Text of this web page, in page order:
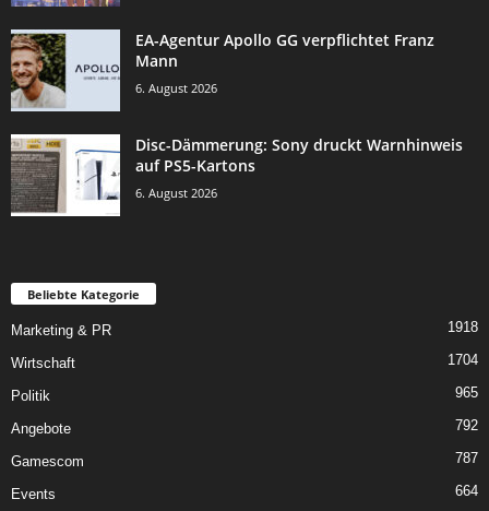
EA-Agentur Apollo GG verpflichtet Franz
Mann
6. August 2026
Disc-Dämmerung: Sony druckt Warnhinweis
auf PS5-Kartons
6. August 2026
Beliebte Kategorie
Marketing & PR 1918
Wirtschaft 1704
Politik 965
Angebote 792
Gamescom 787
Events 664